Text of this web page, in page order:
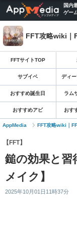
国内
ゲー
FFT攻略wiki｜
FFTサイトTOP
サブイベ ディ
おすすめ誕生日 ラム
おすすめアビ おす
AppMedia FFT攻略wiki｜
【FFT】
鎚の効果と習
メイク】
2025年10月01日11時37分